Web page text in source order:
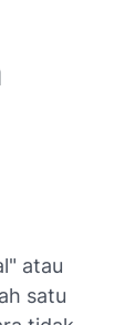
atau
satu